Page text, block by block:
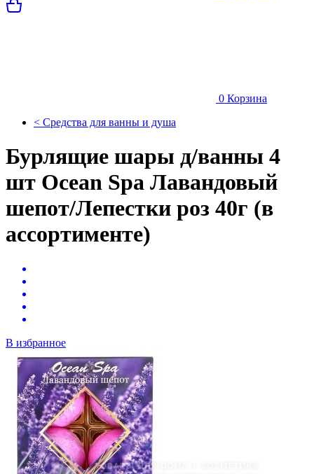
0 Корзина
< Средства для ванны и душа
Бурлящие шары д/ванны 4
шт Ocean Spa Лавандовый
шепот/Лепестки роз 40г (в
ассортименте)
В избранное